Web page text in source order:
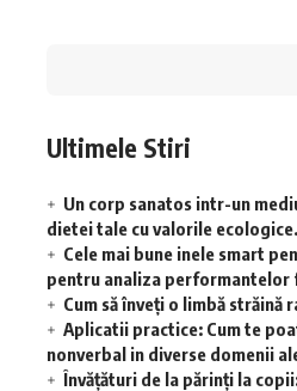
Ultimele Stiri
Un corp sanatos intr-un
dietei tale cu valorile ecologice.
Cele mai bune inele smart
pentru analiza performantelor
Cum să înveţi o limbă străină
Aplicatii practice: Cum te
nonverbal in diverse domenii
Învățături de la părinți la